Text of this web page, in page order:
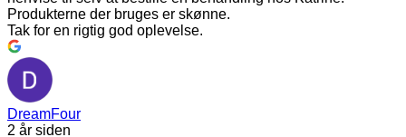
Produkterne der bruges er skønne.
Tak for en rigtig god oplevelse.
DreamFour
2 år siden